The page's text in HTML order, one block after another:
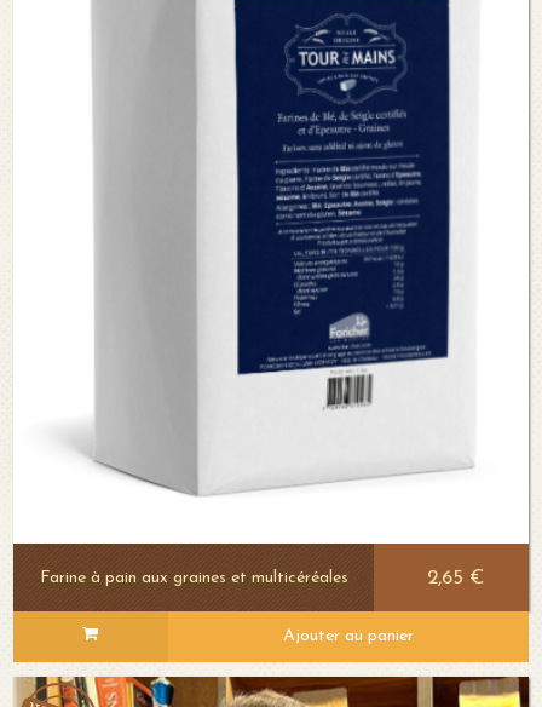
Voir le détail
Farine à pain aux graines et multicéréales 2,65 €
Ajouter au panier